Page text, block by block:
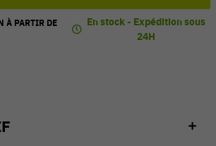
À PARTIR DE
En stock - Expédition sous
24H